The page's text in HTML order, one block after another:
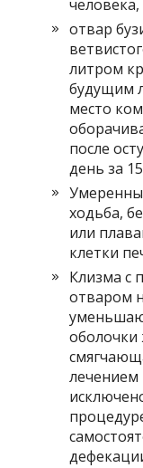
отвар
литром
будущим
место
после
день за
ходьба,
или
клетки
Клизма с
отваром
оболочки
лечением